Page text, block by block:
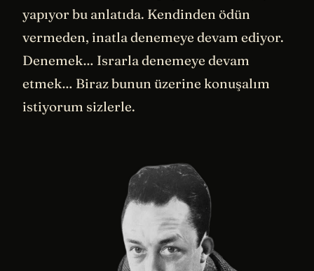
yapıyor bu anlatıda. Kendinden ödün
vermeden, inatla denemeye devam ediyor.
Denemek… Israrla denemeye devam
etmek… Biraz bunun üzerine konuşalım
istiyorum sizlerle.